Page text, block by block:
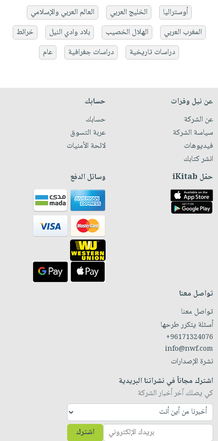
أوستراليا
الخليج العربي
العالم العربي والإسلامي
المغرب العربي
الهلال الخصيب بلاد وادي النيل
خرائط
دراسات تاريخية
دراسات جغرافية عام
عن نيل وفرات
عن الشركة
سياسة الشركة
فيديوهات
انشر كتابك
حسابك
حسابك
عربة التسوق
لائحة الأمنيات
حمّل iKitab وسائل الدفع
تواصل معنا
تواصل معنا
أسئلة يتكرر طرحها
+96171324076
info@nwf.com
نشرة الإصدارات
اشترك مجاناً في نشراتنا البريدية
كي يصلك آخر أخبار الشركة
اشترك